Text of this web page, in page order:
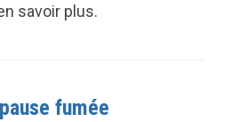
savoir plus.
fumée